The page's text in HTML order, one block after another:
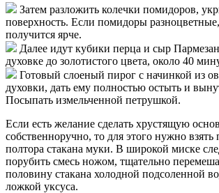
Затем разложить колечки помидоров,
поверхность. Если помидоры
получится ярче.
Далее идут кубики перца и сыр
духовке до золотистого цвета, около 40
Готовый слоеный пирог с начинкой из
духовки, дать ему полностью остыть и
Посыпать измельченной петрушкой.
Если есть желание сделать хрустящую
собственноручно, то для этого нужно взять
полтора стакана муки. В широкой миске
порубить смесь ножом, тщательно
половину стакана холодной подсоленной
ложкой уксуса.